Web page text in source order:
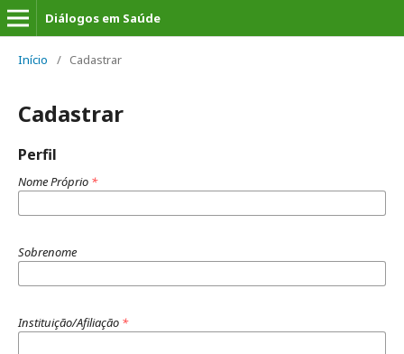
Diálogos em Saúde
Início / Cadastrar
Cadastrar
Perfil
Nome Próprio *
Sobrenome
Instituição/Afiliação *